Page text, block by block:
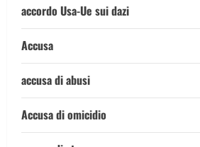
accordo Usa-Ue sui dazi
Accusa
accusa di abusi
Accusa di omicidio